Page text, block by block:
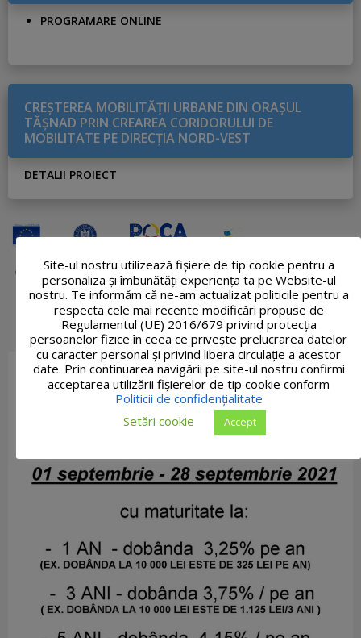
PROGRAMARE ONLINE
CREŞTEREA MOBILITĂŢII URBANE DIN ORAŞUL
TĂŞNAD PRIN CREAREA CORIDORULUI DE
MOBILITATE PE DIRECŢIA NORD-VEST
DETALII PROIECT
Site-ul nostru utilizează fişiere de tip cookie pentru a
personaliza și îmbunătăți experiența ta pe Website-ul
nostru. Te informăm că ne-am actualizat politicile pentru a
respecta cele mai recente modificări propuse de
Regulamentul (UE) 2016/679 privind protecția
persoanelor fizice în ceea ce privește prelucrarea datelor
cu caracter personal și privind libera circulație a acestor
date. Prin continuarea navigării pe site-ul nostru confirmi
acceptarea utilizării fişierelor de tip cookie conform
Politicii de confidențialitate
Setări cookie
Accept